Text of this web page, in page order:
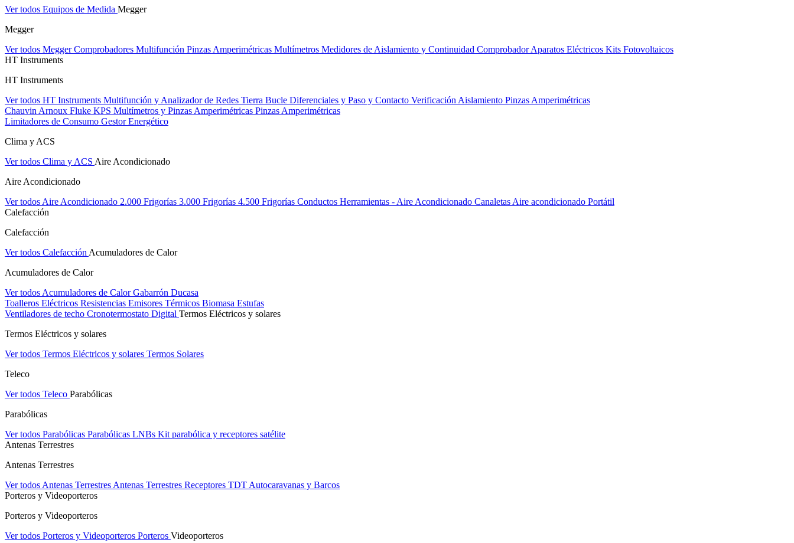
Ver todos Equipos de Medida Megger
Megger
Ver todos MeggerComprobadores Multifunción Pinzas Amperimétricas Multímetros Medidores de Aislamiento y Continuidad Comprobador Aparatos Eléctricos Kits Fotovoltaicos
HT Instruments
HT Instruments
Ver todos HT Instruments Multifunción y Analizador de Redes Tierra Bucle Diferenciales y Paso y Contacto Verificación Aislamiento Pinzas Amperimétricas
Chauvin Arnoux Fluke KPS Multímetros y Pinzas Amperimétricas Pinzas Amperimétricas
Limitadores de Consumo Gestor Energético
Clima y ACS
Ver todos Clima y ACS Aire Acondicionado
Aire Acondicionado
Ver todos Aire Acondicionado 2.000 Frigorías 3.000 Frigorías 4.500 Frigorías Conductos Herramientas - Aire Acondicionado Canaletas Aire acondicionado Portátil
Calefacción
Calefacción
Ver todos Calefacción Acumuladores de Calor
Acumuladores de Calor
Ver todos Acumuladores de CalorGabarrón Ducasa
Toalleros Eléctricos Resistencias Emisores Térmicos Biomasa Estufas
Ventiladores de techo Cronotermostato Digital Termos Eléctricos y solares
Termos Eléctricos y solares
Ver todos Termos Eléctricos y solares Termos Solares
Teleco
Ver todos Teleco Parabólicas
Parabólicas
Ver todos Parabólicas Parabólicas LNBs Kit parabólica y receptores satélite
Antenas Terrestres
Antenas Terrestres
Ver todos Antenas Terrestres Antenas Terrestres Receptores TDT Autocaravanas y Barcos
Porteros y Videoporteros
Porteros y Videoporteros
Ver todos Porteros y Videoporteros Porteros Videoporteros